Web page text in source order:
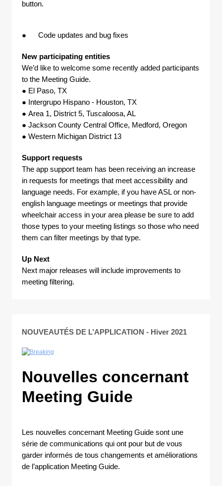
button.
● Code updates and bug fixes
New participating entities
We’d like to welcome some recently added participants
to the Meeting Guide.
● El Paso, TX
● Intergrupo Hispano - Houston, TX
● Area 1, District 5, Tuscaloosa, AL
● Jackson County Central Office, Medford, Oregon
● Western Michigan District 13
Support requests
The app support team has been receiving an increase
in requests for meetings that meet accessibility and
language needs. For example, if you have ASL or non-
english language meetings or meetings that provide
wheelchair access in your area please be sure to add
those types to your meeting listings so those who need
them can filter meetings by that type.
Up Next
Next major releases will include improvements to
meeting filtering.
NOUVEAUTÉS DE L’APPLICATION - Hiver 2021
Nouvelles concernant
Meeting Guide
Les nouvelles concernant Meeting Guide sont une
série de communications qui ont pour but de vous
garder informés de tous changements et améliorations
de l’application Meeting Guide.